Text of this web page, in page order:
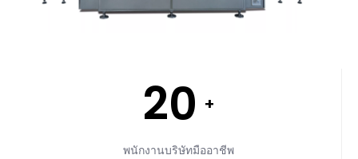
20 +
พนักงานบริษัทมืออาชีพ